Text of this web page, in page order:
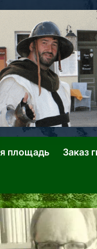
площадь Заказ